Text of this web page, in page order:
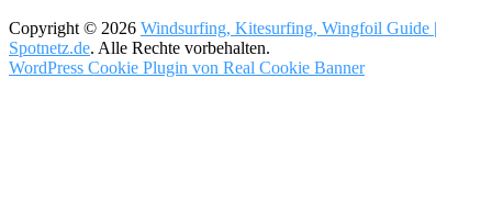
Copyright © 2026 Windsurfing, Kitesurfing, Wingfoil Guide |
Spotnetz.de. Alle Rechte vorbehalten.
WordPress Cookie Plugin von Real Cookie Banner